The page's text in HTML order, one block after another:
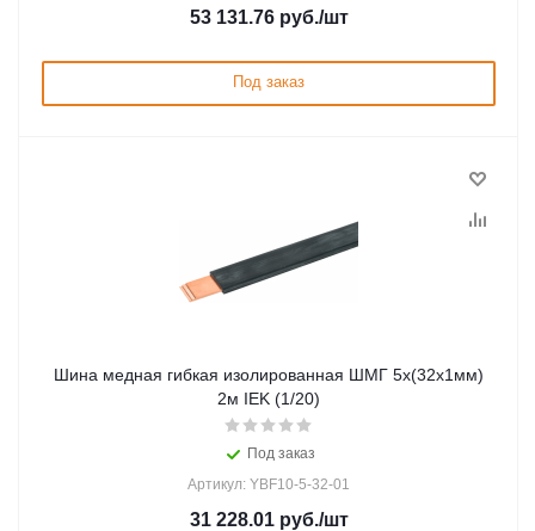
53 131.76руб./шт
Под заказ
Шина медная гибкая изолированная ШМГ 5х(32х1мм)
2м IEK (1/20)
Под заказ
Артикул: YBF10-5-32-01
31 228.01руб./шт